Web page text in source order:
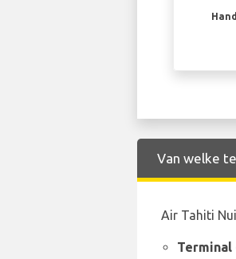
Van welke
Air Tahiti
Terminal